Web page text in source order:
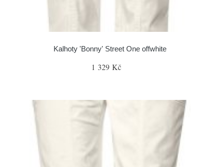
Kalhoty 'Bonny' Street One offwhite
1 329 Kč